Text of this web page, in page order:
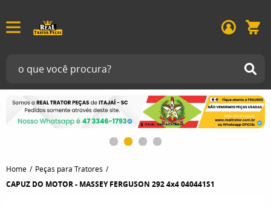
Home Peças para Tratores
CAPUZ DO MOTOR - MASSEY FERGUSON 292 4x4 040441S1